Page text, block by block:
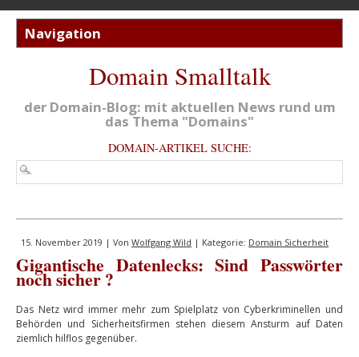
Domain Smalltalk
der Domain-Blog: mit aktuellen News rund um
das Thema "Domains"
DOMAIN-ARTIKEL SUCHE:
15. November 2019 | Von Wolfgang Wild | Kategorie: Domain Sicherheit
Gigantische Datenlecks: Sind Passwörter
noch sicher ?
Das Netz wird immer mehr zum Spielplatz von Cyberkriminellen und
Behörden und Sicherheitsfirmen stehen diesem Ansturm auf Daten
ziemlich hilflos gegenüber.